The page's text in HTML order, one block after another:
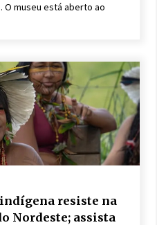
museu está aberto ao
resiste na
Nordeste; assista